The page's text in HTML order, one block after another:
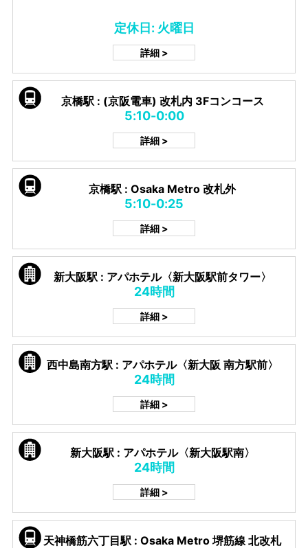
定休日: 火曜日
詳細 >
京橋駅 : (京阪電車) 改札内 3Fコンコース
5:10-0:00
詳細 >
京橋駅 : Osaka Metro 改札外
5:10-0:25
詳細 >
新大阪駅 : アパホテル〈新大阪駅前タワー〉
24時間
詳細 >
西中島南方駅 : アパホテル〈新大阪 南方駅前〉
24時間
詳細 >
新大阪駅 : アパホテル〈新大阪駅南〉
24時間
詳細 >
天神橋筋六丁目駅 : Osaka Metro 堺筋線 北改札